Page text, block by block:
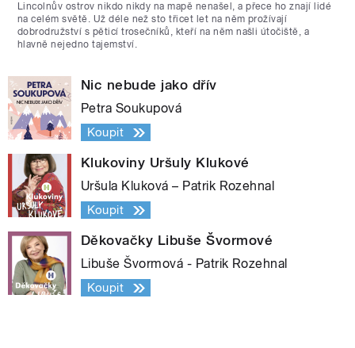
Lincolnův ostrov nikdo nikdy na mapě nenašel, a přece ho znají lidé
na celém světě. Už déle než sto třicet let na něm prožívají
dobrodružství s pěticí trosečníků, kteří na něm našli útočiště, a
hlavně nejedno tajemství.
Nic nebude jako dřív
Petra Soukupová
Koupit
Klukoviny Uršuly Klukové
Uršula Kluková – Patrik Rozehnal
Koupit
Děkovačky Libuše Švormové
Libuše Švormová - Patrik Rozehnal
Koupit